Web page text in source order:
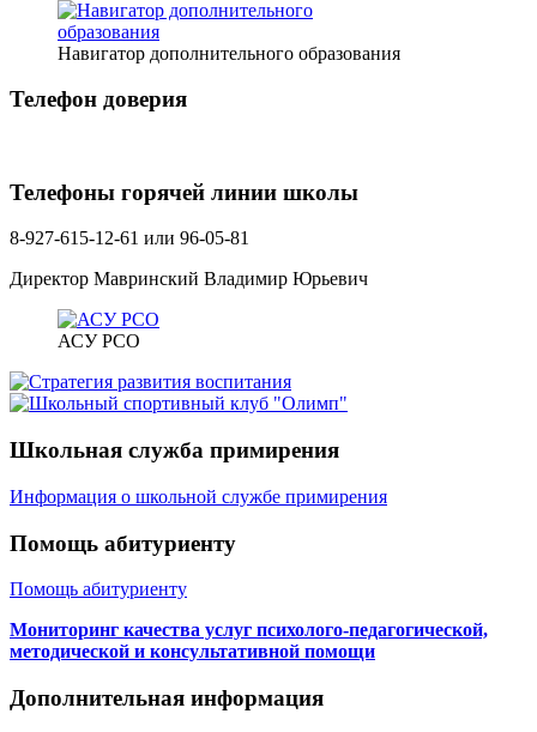
Навигатор дополнительного образования
Телефон доверия
Телефоны горячей линии школы
8-927-615-12-61 или 96-05-81
Директор Мавринский Владимир Юрьевич
АСУ РСО
Школьная служба примирения
Информация о школьной службе примирения
Помощь абитуриенту
Помощь абитуриенту
Мониторинг качества услуг психолого-педагогической,
методической и консультативной помощи
Дополнительная информация